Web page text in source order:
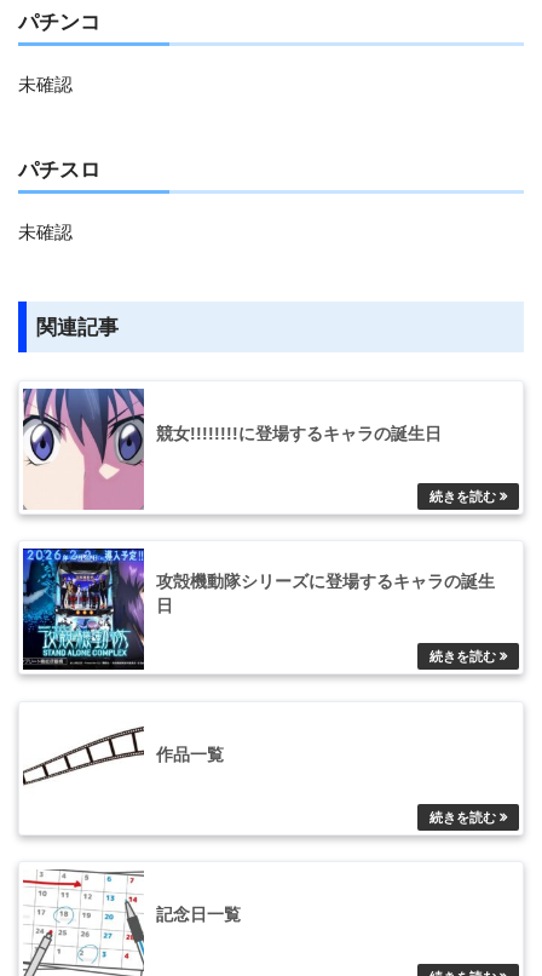
パチンコ
未確認
パチスロ
未確認
関連記事
競女!!!!!!!!に登場するキャラの誕生日
攻殻機動隊シリーズに登場するキャラの誕生
日
作品一覧
記念日一覧